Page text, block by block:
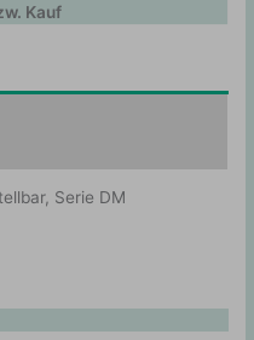
Kauf
Serie DM